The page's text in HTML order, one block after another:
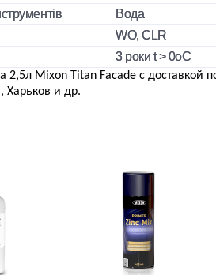
Вода
WO, CLR
3 роки t > 0оC
2,5л Mixon Titan Facade с доставкой
Харьков и др.